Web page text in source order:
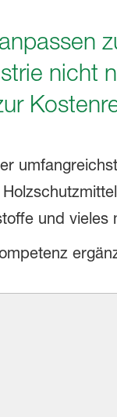
nicht
und vieles